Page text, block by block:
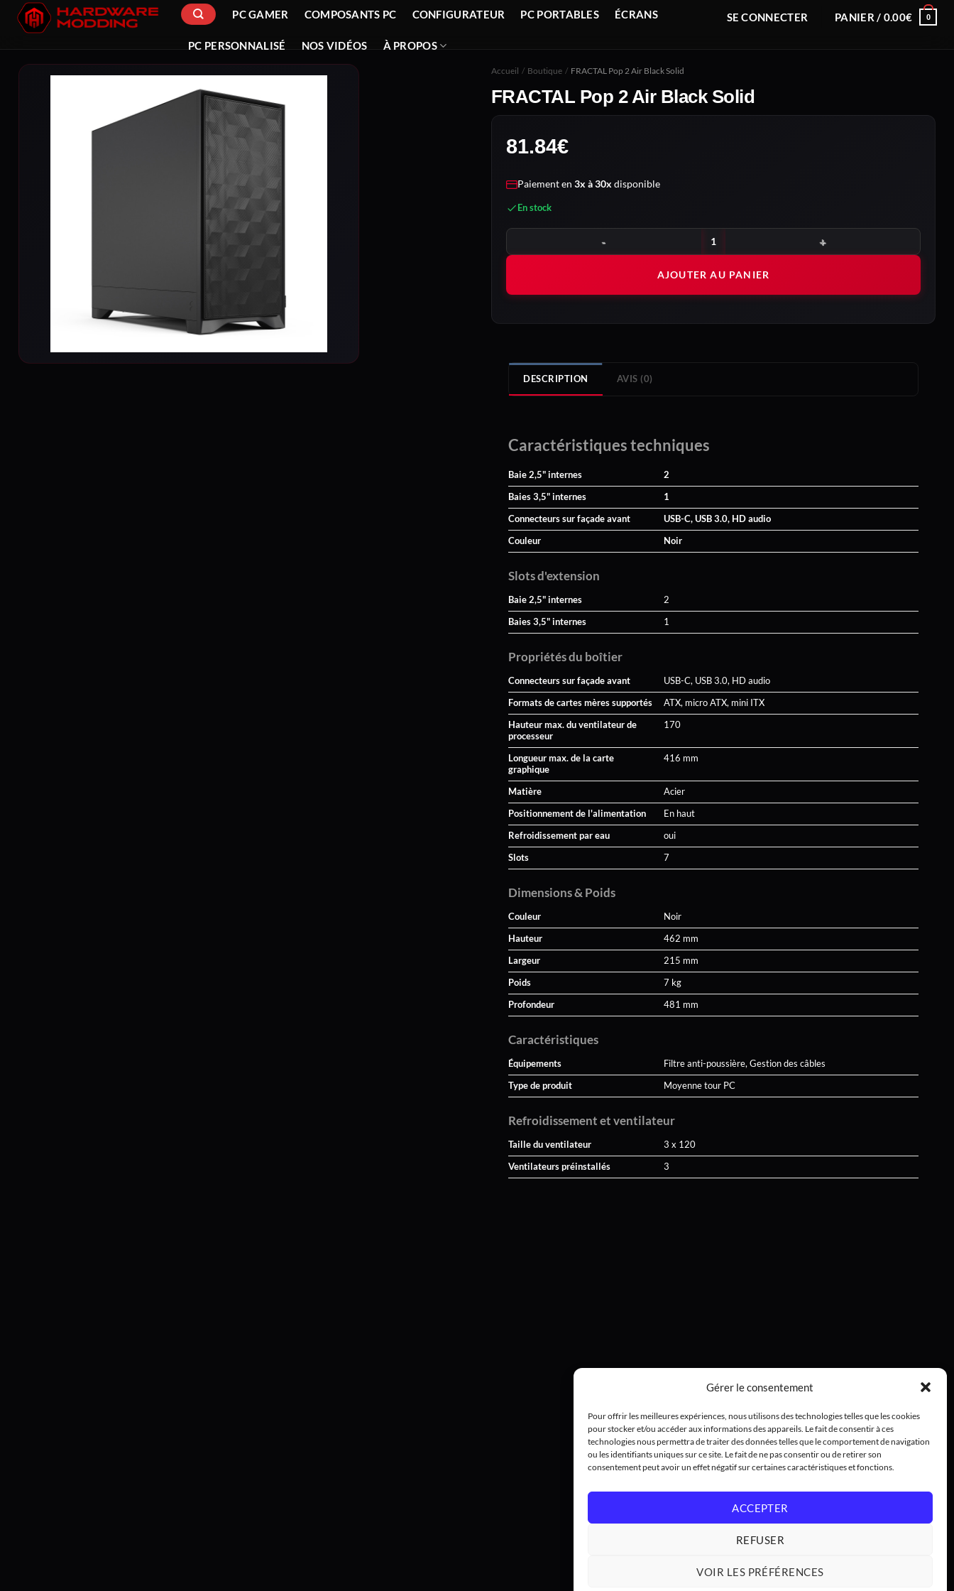
Gérer le consentement
Pour offrir les meilleures expériences, nous utilisons des technologies telles que les cookies
pour stocker et/ou accéder aux informations des appareils. Le fait de consentir à ces
technologies nous permettra de traiter des données telles que le comportement de navigation
ou les identifiants uniques sur ce site. Le fait de ne pas consentir ou de retirer son
consentement peut avoir un effet négatif sur certaines caractéristiques et fonctions.
ACCEPTER
REFUSER
VOIR LES PRÉFÉRENCES
Passer
PC GAMER COMPOSANTS PC CONFIGURATEUR PC PORTABLES ÉCRANS
PC PERSONNALISÉ NOS VIDÉOS À PROPOS
SE CONNECTER PANIER / 0.00€ 0
Accueil / Boutique / FRACTAL Pop 2 Air Black Solid
FRACTAL Pop 2 Air Black Solid
81.84€
Paiement en 3x à 30x disponible
En stock
quantité de FRACTAL Pop 2 Air Black Solid
AJOUTER AU PANIER
DESCRIPTION AVIS (0)
Caractéristiques techniques
Baie 2,5" internes 2
Baies 3,5" internes 1
Connecteurs sur façade avant USB-C, USB 3.0, HD audio
Couleur Noir
Slots d'extension
Baie 2,5" internes 2
Baies 3,5" internes 1
Propriétés du boîtier
Connecteurs sur façade avant USB-C, USB 3.0, HD audio
Formats de cartes mères supportés ATX, micro ATX, mini ITX
Hauteur max. du ventilateur de
processeur
170
Longueur max. de la carte
graphique
416 mm
Matière Acier
Positionnement de l'alimentation En haut
Refroidissement par eau oui
Slots 7
Dimensions & Poids
Couleur Noir
Hauteur 462 mm
Largeur 215 mm
Poids 7 kg
Profondeur 481 mm
Caractéristiques
Équipements Filtre anti-poussière, Gestion des câbles
Type de produit Moyenne tour PC
Refroidissement et ventilateur
Taille du ventilateur 3 x 120
Ventilateurs préinstallés 3